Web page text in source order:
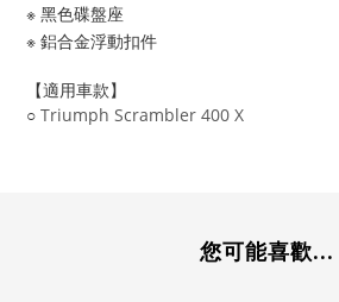
※ 黑色碟盤座
※ 鋁合金浮動扣件
【適用車款】
○ Triumph Scrambler 400 X
您可能喜歡...